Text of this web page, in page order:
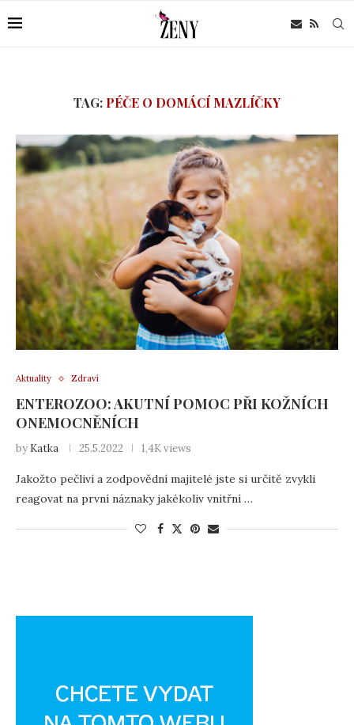
TAG: PÉČE O DOMÁCÍ MAZLÍČKY
Aktuality Zdraví
ENTEROZOO: AKUTNÍ POMOC PŘI KOŽNÍCH
ONEMOCNĚNÍCH
by Katka 25.5.2022 1,4K views
Jakožto pečliví a zodpovědní majitelé jste si určitě zvykli
reagovat na první náznaky jakékoliv vnitřní …